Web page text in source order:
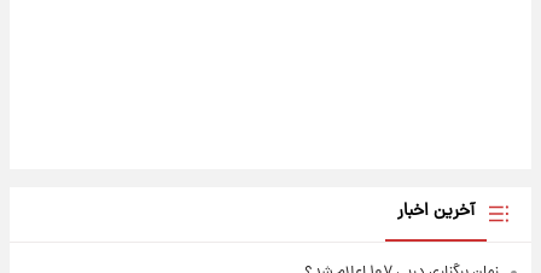
آخرین اخبار